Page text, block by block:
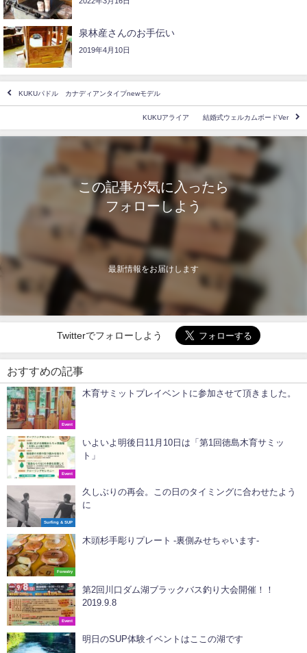
泉林産さんのお手伝い
2019年4月10日
KUKUパドル カナディアンタイプnewモデル
KUKUアライア 結婚式ウェルカムボードVer
この記事が気に入ったら
フォローしよう
最新情報をお届けします
Twitterでフォローしよう
おすすめの記事
Event
木育サミットプレイベントに参加させて頂きました。
Event
いよいよ明後日11月10日は「第1回徳島木育サミッ
ト」️
Surfing & SUP
久しぶりの再会。この日のタイミングに合わせたよう
に
Forestry
木頭杉手彫りプレート -裏側みせちゃいます-
Event
第2回川口ダム湖ブラックバス釣り大会開催！！
2019.9.8
明日のSUP体験イベントはここの湖です